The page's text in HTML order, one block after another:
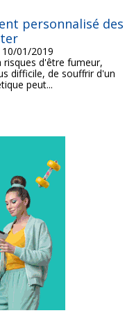
personnalisé des
01/2019
risques d'être fumeur,
difficile, de souffrir d'un
peut...